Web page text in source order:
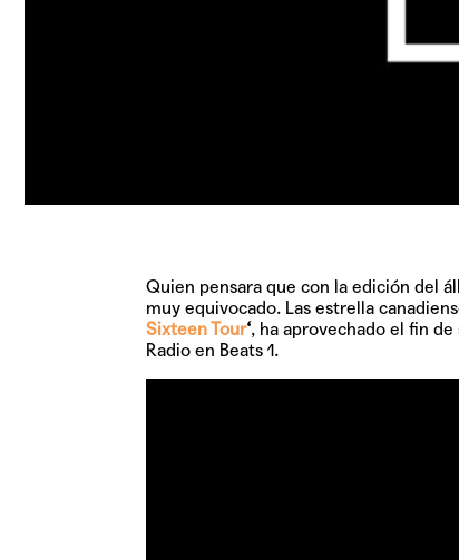
Quien pensara que con la edición del
muy equivocado. Las estrella
Sixteen Tour‘, ha aprovechado el fin
Radio en Beats 1.